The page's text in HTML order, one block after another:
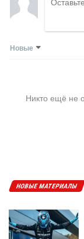
Новые
Никто ещё не
НОВЫЕ МАТЕРИАЛЫ